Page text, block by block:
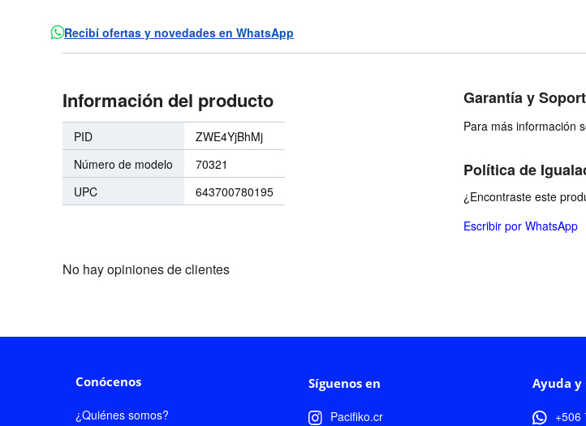
Recibí ofertas y novedades en WhatsApp
Información del producto
PID
ZWE4YjBhMj
Número de modelo
70321
UPC
643700780195
Garantía y
Para más información
Política de
¿Encontraste este
Escribir por WhatsApp
No hay opiniones de clientes
Conócenos
¿Quiénes somos?
Síguenos en
Pacifiko.cr
Ayuda
+506